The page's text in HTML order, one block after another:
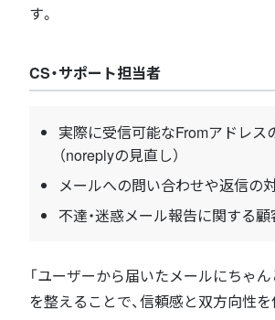
す。
CS・サポート担当者
実際に受信可能なFromアドレス
（noreplyの見直し）
メールへの問い合わせや返信の
不達・迷惑メール報告に関する
「ユーザーから届いたメールにちゃん
を整えることで、信頼感と双方向性を